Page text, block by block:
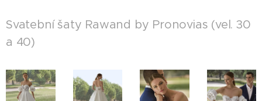
Svatební šaty Rawand by Pronovias (vel. 30
a 40)